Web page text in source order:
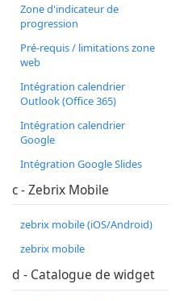
Zone d'indicateur de
progression
Pré-requis / limitations zone
web
Intégration calendrier
Outlook (Office 365)
Intégration calendrier
Google
Intégration Google Slides
c - Zebrix Mobile
zebrix mobile (iOS/Android)
zebrix mobile
d - Catalogue de widget